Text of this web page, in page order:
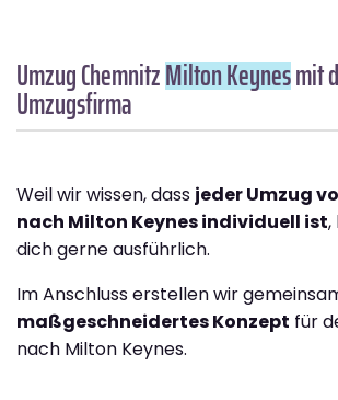
Umzug ChemnitzMilton Keynesmit
Umzugsfirma
Weil wir wissen, dass jeder Umzug
nach Milton Keynes individuell ist,
dich gerne ausführlich.
Im Anschluss erstellen wir
maßgeschneidertes Konzept für
nach Milton Keynes.